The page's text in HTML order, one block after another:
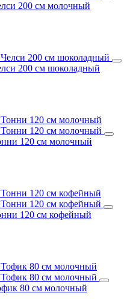
200 см молочный
200 см шоколадный
120 см молочный
120 см кофейный
80 см молочный